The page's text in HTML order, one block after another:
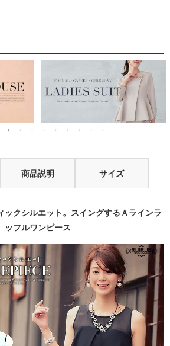
同窓会などお呼ばれ対応
商品説明 サイズ
ックシルエット。スイングするＡラインラ
ッフルワンピース